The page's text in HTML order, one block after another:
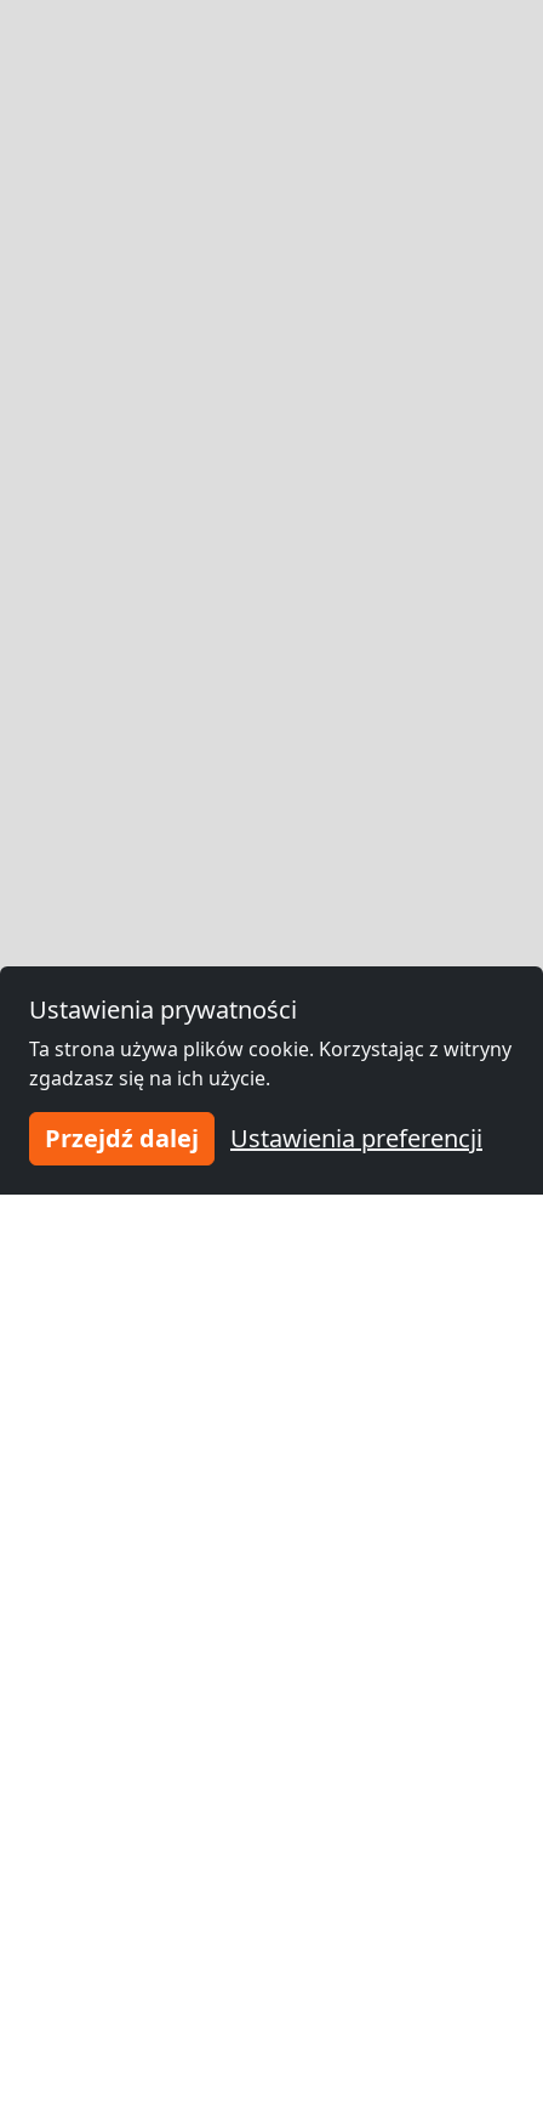
Ustawienia prywatności
Ta strona używa plików cookie. Korzystając z witryny
zgadzasz się na ich użycie.
Przejdź dalej Ustawienia preferencji